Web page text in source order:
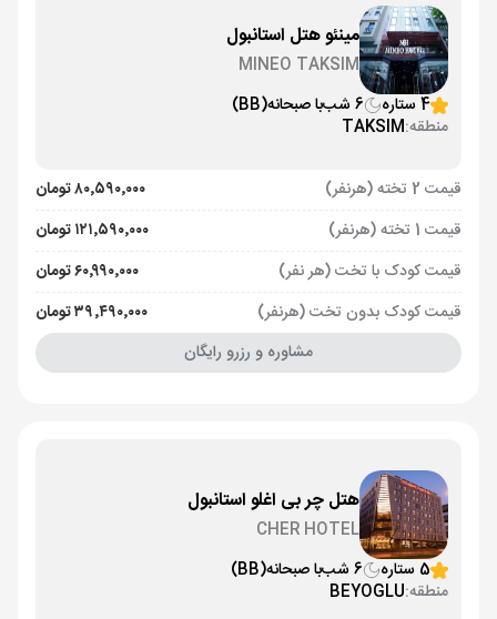
مینئو هتل استانبول
MINEO TAKSIM
4 ستاره
6 شب با صبحانه(BB)
منطقه:TAKSIM
قیمت 2 تخته (هرنفر)
۸۰٬۵۹۰٬۰۰۰ تومان
قیمت 1 تخته (هرنفر)
۱۲۱٬۵۹۰٬۰۰۰ تومان
قیمت کودک با تخت (هر نفر)
۶۰٬۹۹۰٬۰۰۰ تومان
قیمت کودک بدون تخت (هرنفر)
۳۹٬۴۹۰٬۰۰۰ تومان
مشاوره و رزرو رایگان
هتل چر بی اغلو استانبول
CHER HOTEL
5 ستاره
6 شب با صبحانه(BB)
منطقه:BEYOGLU